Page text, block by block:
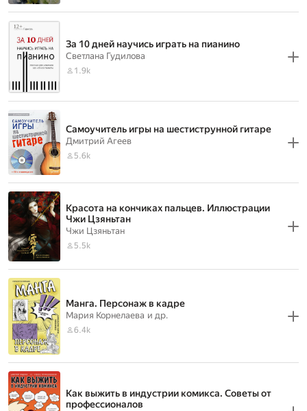
За 10 дней научись играть на пианино
Светлана Гудилова
1.9k
Самоучитель игры на шестиструнной гитаре
Дмитрий Агеев
5.6k
Красота на кончиках пальцев. Иллюстрации
Чжи Цзяньтан
Чжи Цзяньтан
5.5k
Манга. Персонаж в кадре
Мария Корнелаева и др.
6.4k
Как выжить в индустрии комикса. Советы от
профессионалов